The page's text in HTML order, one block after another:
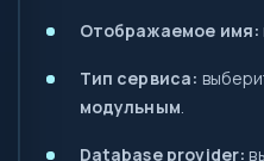
Отображаемое имя:
Тип сервиса:
модульным.
Database provider: